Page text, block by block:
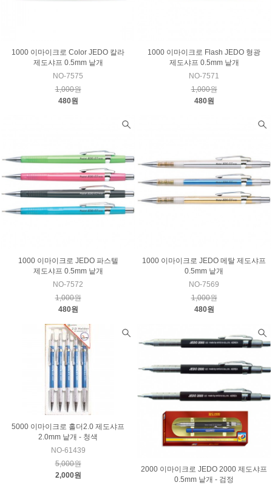
1000 이마이크로 Color JEDO 칼라
제도샤프 0.5mm 낱개
NO-7575
1,000원
480원
1000 이마이크로 Flash JEDO 형광
제도샤프 0.5mm 낱개
NO-7571
1,000원
480원
1000 이마이크로 JEDO 파스텔
제도샤프 0.5mm 낱개
NO-7572
1,000원
480원
1000 이마이크로 JEDO 메탈 제도샤프
0.5mm 낱개
NO-7569
1,000원
480원
5000 이마이크로 홀더2.0 제도샤프
2.0mm 낱개 - 청색
NO-61439
5,000원
2,000원
2000 이마이크로 JEDO 2000 제도샤프
0.5mm 낱개 - 검정